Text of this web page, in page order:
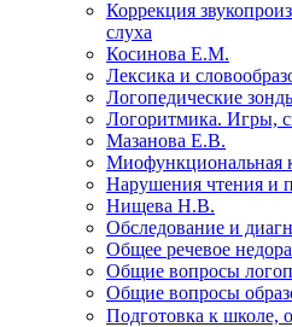
Коррекция
слуха
Косинова Е.М.
Лексика и
Логопедические
Логоритмика. Игры,
Мазанова Е.В.
Миофункциональная
Нарушения чтения и
Нищева Н.В.
Обследование и
Общее речевое
Общие вопросы
Общие вопросы
Подготовка к школе,